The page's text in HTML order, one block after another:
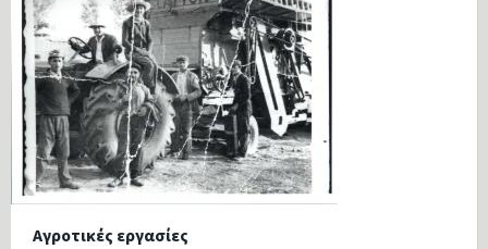
Αγροτικές εργασίες